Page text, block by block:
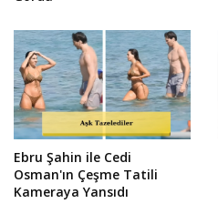
Ebru Şahin ile Cedi
Osman'ın Çeşme Tatili
Kameraya Yansıdı